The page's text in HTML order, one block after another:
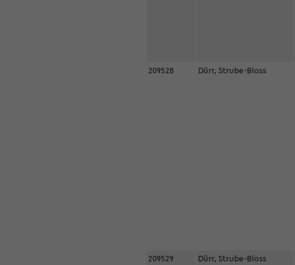
209528 Dürr, Strube-Bloss
209529 Dürr, Strube-Bloss